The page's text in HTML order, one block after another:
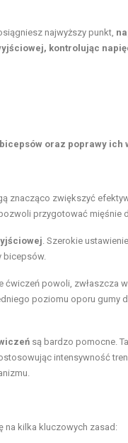
najwyższy punkt,
kontrolując
oraz poprawy ich
znacząco zwiększyć
przygotować mięśnie
. Szerokie
bicepsów.
ćwiczeń powoli, zwłaszcza
poziomu oporu gumy
są bardzo pomocne.
intensywność
na kilka kluczowych zasad: